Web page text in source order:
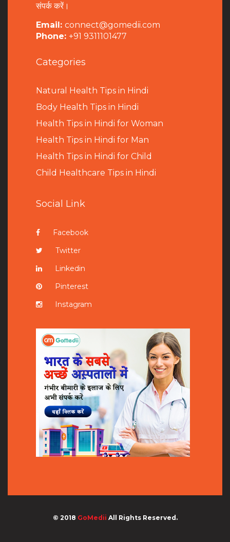
संपर्क करें।
Email: connect@gomedii.com
Phone: +91 9311101477
Categories
Natural Health Tips in Hindi
Body Health Tips in Hindi
Health Tips in Hindi for Woman
Health Tips in Hindi for Man
Health Tips in Hindi for Child
Child Healthcare Tips in Hindi
Social Link
Facebook
Twitter
Linkedin
Pinterest
Instagram
© 2018 GoMedii All Rights Reserved.